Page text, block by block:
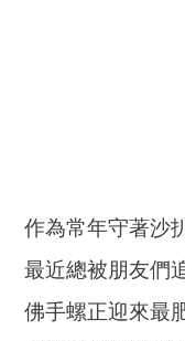
作為常年守著沙
最近總被朋友們
佛手螺正迎來最